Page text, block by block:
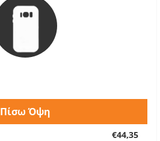
Πίσω Όψη
€44,35